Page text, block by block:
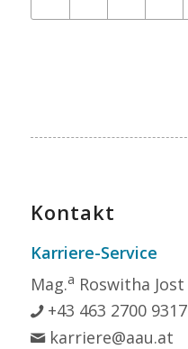
Kontakt
Karriere-Service
Mag.a Roswitha Jost
+43 463 2700 9317
karriere@aau.at